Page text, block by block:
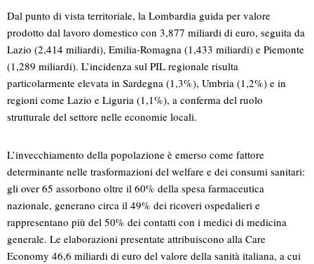
Dal punto di vista territoriale, la Lombardia guida per valore
prodotto dal lavoro domestico con 3,877 miliardi di euro, seguita da
Lazio (2,414 miliardi), Emilia-Romagna (1,433 miliardi) e Piemonte
(1,289 miliardi). L’incidenza sul PIL regionale risulta
particolarmente elevata in Sardegna (1,3%), Umbria (1,2%) e in
regioni come Lazio e Liguria (1,1%), a conferma del ruolo
strutturale del settore nelle economie locali.
L’invecchiamento della popolazione è emerso come fattore
determinante nelle trasformazioni del welfare e dei consumi sanitari:
gli over 65 assorbono oltre il 60% della spesa farmaceutica
nazionale, generano circa il 49% dei ricoveri ospedalieri e
rappresentano più del 50% dei contatti con i medici di medicina
generale. Le elaborazioni presentate attribuiscono alla Care
Economy 46,6 miliardi di euro del valore della sanità italiana, a cui